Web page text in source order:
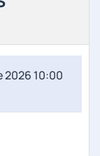
2026 10:00